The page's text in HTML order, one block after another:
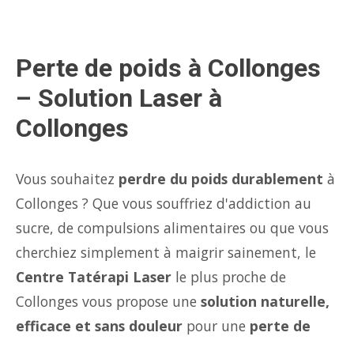
Perte de poids à Collonges
– Solution Laser à
Collonges
Vous souhaitez perdre du poids durablement à
Collonges ? Que vous souffriez d'addiction au
sucre, de compulsions alimentaires ou que vous
cherchiez simplement à maigrir sainement, le
Centre Tatérapi Laser le plus proche de
Collonges vous propose une solution naturelle,
efficace et sans douleur pour une perte de